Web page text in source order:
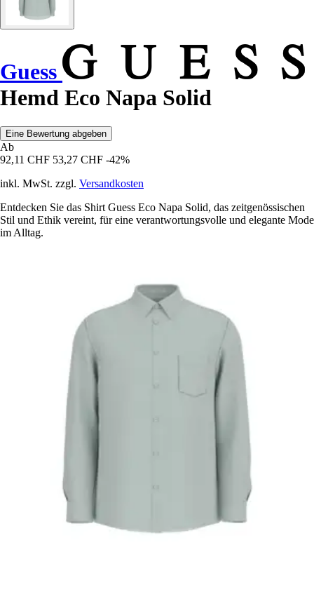
Guess
Hemd Eco Napa Solid
Eine Bewertung abgeben
Ab
92,11 CHF 53,27 CHF -42%
inkl. MwSt. zzgl. Versandkosten
Entdecken Sie das Shirt Guess Eco Napa Solid, das zeitgenössischen
Stil und Ethik vereint, für eine verantwortungsvolle und elegante Mode
im Alltag.